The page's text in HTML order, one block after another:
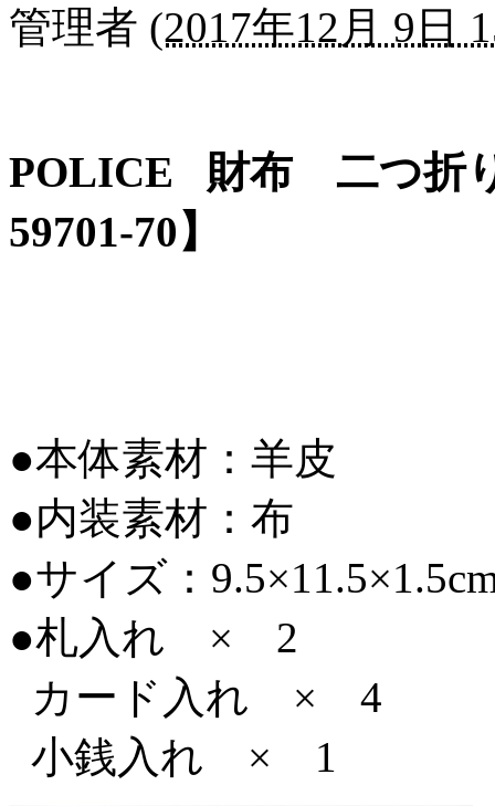
管理者 (2017年12月 9日
POLICE 財布 二つ折
59701-70】
●本体素材：羊皮
●内装素材：布
●サイズ：
●札入れ × 2
カード入れ × 4
小銭入れ × 1